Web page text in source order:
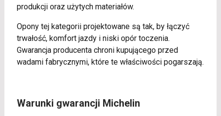
produkcji oraz użytych materiałów.
Opony tej kategorii projektowane są tak, by łączyć
trwałość, komfort jazdy i niski opór toczenia.
Gwarancja producenta chroni kupującego przed
wadami fabrycznymi, które te właściwości pogarszają.
Warunki gwarancji Michelin